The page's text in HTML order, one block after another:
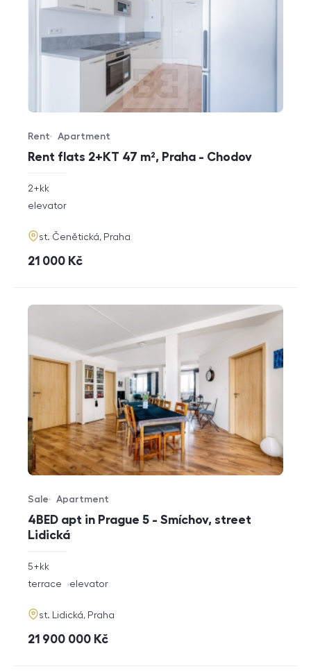
Rent flats 2+KT 47 m², Praha - Chodov
Offer type
Rent
Property type
Apartment
rozměry
2+kk
funkce
elevator
adresa
st. Čenětická, Praha
cena
21 000 Kč
4BED apt in Prague 5 - Smíchov, street
Lidická
Offer type
Sale
Property type
Apartment
rozměry
disposition
5+kk
funkce
terrace elevator
adresa
st. Lidická, Praha
cena
21 900 000 Kč